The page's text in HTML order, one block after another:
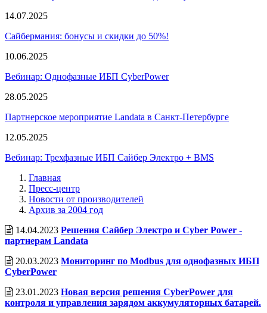
14.07.2025
Сайбермания: бонусы и скидки до 50%!
10.06.2025
Вебинар: Однофазные ИБП CyberPower
28.05.2025
Партнерское мероприятие Landata в Санкт-Петербурге
12.05.2025
Вебинар: Трехфазные ИБП Сайбер Электро + BMS
Главная
Пресс-центр
Новости от производителей
Архив за 2004 год
14.04.2023 Решения Сайбер Электро и Cyber Power -
партнерам Landata
20.03.2023 Мониторинг по Modbus для однофазных ИБП
CyberPower
23.01.2023 Новая версия решения CyberPower для
контроля и управления зарядом аккумуляторных батарей.